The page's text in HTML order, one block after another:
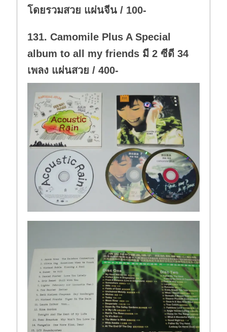
โดยรวมสวย แผ่นจีน / 100-
131. Camomile Plus A Special
album to all my friends มี 2 ซีดี 34
เพลง แผ่นสวย / 400-